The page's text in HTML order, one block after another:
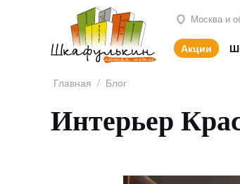
Москва и
Акции
Главная / Блог
Интерьер